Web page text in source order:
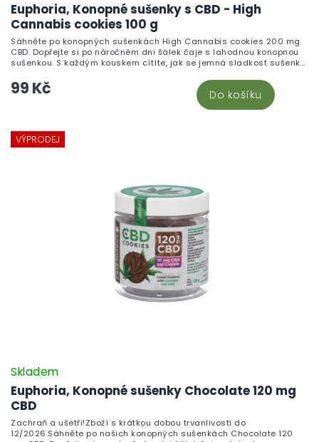
Euphoria, Konopné sušenky s CBD - High
Cannabis cookies 100 g
99 Kč Do košíku
Sáhněte po konopných sušenkách High Cannabis cookies 200 mg
CBD. Dopřejte si po náročném dni šálek čaje s lahodnou konopnou
sušenkou. S každým kouskem cítíte, jak se jemná sladkost sušenky
mísí s jemným nádechem konopí, a stres z celého dne se pomalu
rozpouští. Představte si, jak se s přáteli sejdete na odpolední kávu
a dělíte se o tyto lahodné sušenky. Nejenže uspokojí vaši chuť na
VÝPRODEJ
Euphoria, Konopné sušenky Chocolate 120 mg
CBD
Skladem
Zachraň a ušetři!Zboží s krátkou dobou trvanlivosti do
12/2026.Sáhněte po našich konopných sušenkách Chocolate 120